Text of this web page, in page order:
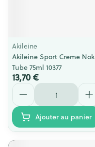
Akileine
Akileine Sport Creme Nok
Tube 75ml 10377
13,70 €
Quantité
Ajouter au panier